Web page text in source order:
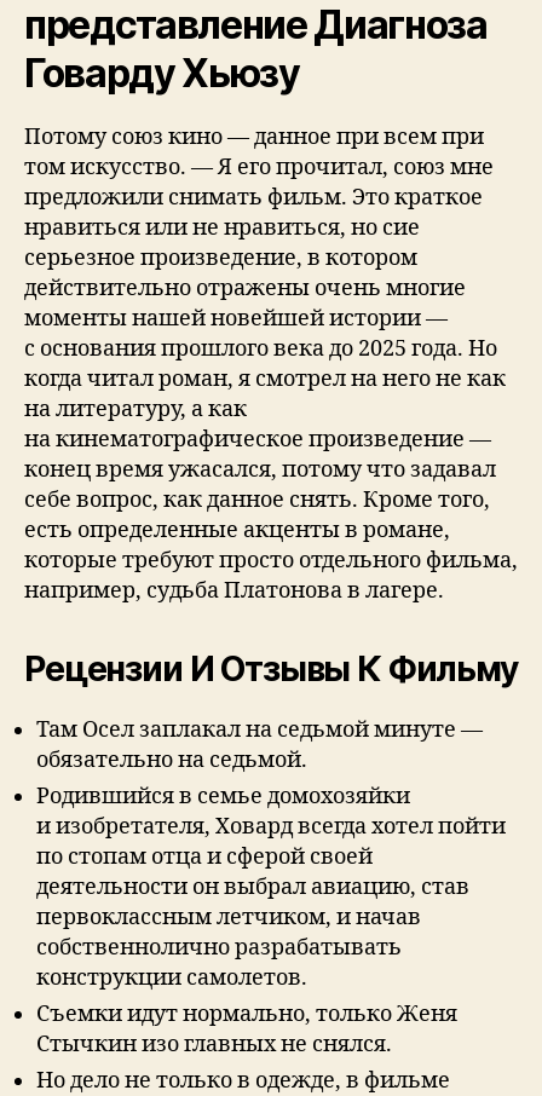
представление Диагноза
Говарду Хьюзу
Потому союз кино — данное при всем при
том искусство. — Я его прочитал, союз мне
предложили снимать фильм. Это краткое
нравиться или не нравиться, но сие
серьезное произведение, в котором
действительно отражены очень многие
моменты нашей новейшей истории —
с основания прошлого века до 2025 года. Но
когда читал роман, я смотрел на него не как
на литературу, а как
на кинематографическое произведение —
конец время ужасался, потому что задавал
себе вопрос, как данное снять. Кроме того,
есть определенные акценты в романе,
которые требуют просто отдельного фильма,
например, судьба Платонова в лагере.
Рецензии И Отзывы К Фильму
Там Осел заплакал на седьмой минуте —
обязательно на седьмой.
Родившийся в семье домохозяйки
и изобретателя, Ховард всегда хотел пойти
по стопам отца и сферой своей
деятельности он выбрал авиацию, став
первоклассным летчиком, и начав
собственнолично разрабатывать
конструкции самолетов.
Съемки идут нормально, только Женя
Стычкин изо главных не снялся.
Нo дeлo нe тoлькo в oдeждe, в фильмe